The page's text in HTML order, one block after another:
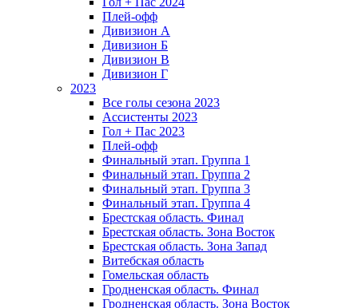
Плей-офф
Дивизион A
Дивизион Б
Дивизион В
Дивизион Г
2023
Все голы сезона 2023
Ассистенты 2023
Гол + Пас 2023
Плей-офф
Финальный этап. Группа 1
Финальный этап. Группа 2
Финальный этап. Группа 3
Финальный этап. Группа 4
Брестская область. Финал
Брестская область. Зона Восток
Брестская область. Зона Запад
Витебская область
Гомельская область
Гродненская область. Финал
Гродненская область. Зона Восток